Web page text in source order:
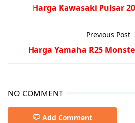
Harga Kawasaki Pulsar
Previous Post
Harga Yamaha R25
NO COMMENT
Add Comment